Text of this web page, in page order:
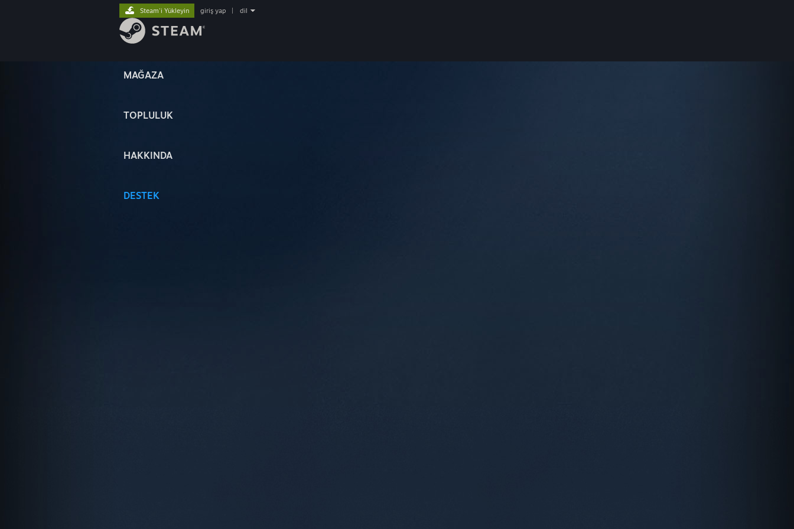
MAĞAZA
TOPLULUK
HAKKINDA
DESTEK
Steam'i Yükleyin giriş yap dil